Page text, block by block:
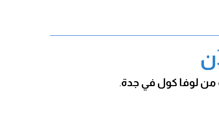
من لوفا كول في جدة.